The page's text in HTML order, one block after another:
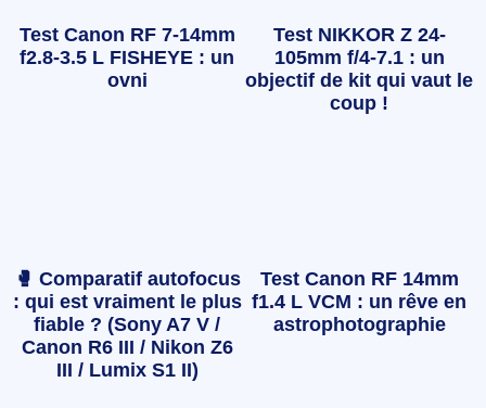
Test Canon RF 7-14mm
f2.8-3.5 L FISHEYE : un
ovni
Test NIKKOR Z 24-
105mm f/4-7.1 : un
objectif de kit qui vaut le
coup !
🥊 Comparatif autofocus
: qui est vraiment le plus
fiable ? (Sony A7 V /
Canon R6 III / Nikon Z6
III / Lumix S1 II)
Test Canon RF 14mm
f1.4 L VCM : un rêve en
astrophotographie